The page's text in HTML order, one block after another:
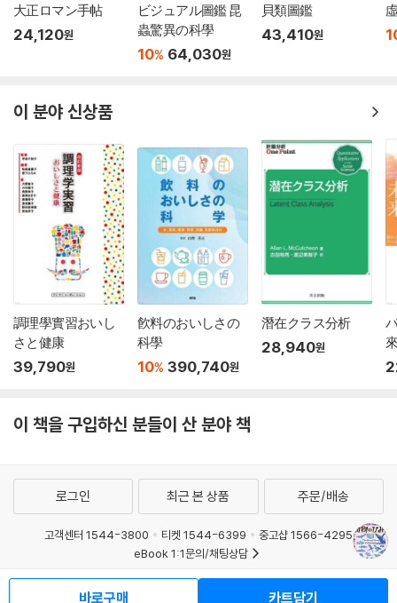
大正ロマン手帖
24,120원
ビジュアル圖鑑 昆
蟲驚異の科學
10% 64,030원
貝類圖鑑
43,410원
이 분야 신상품
調理學實習おいし
さと健康
39,790원
飮料のおいしさの
科學
10% 390,740원
潛在クラス分析
28,940원
이 책을 구입하신 분들이 산 분야 책
바로구매 카트담기
로그인 최근 본 상품 주문/배송
고객센터 1544-3800 티켓 1544-6399
중고샵 1566-4295
eBook 1:1문의/채팅상담
예스이십사(주) 사업자 정보